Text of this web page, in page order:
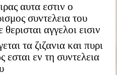
αυτα εστιν ο
συντελεια του
αγγελοι εισιν
τα ζιζανια και πυρι
εσται εν τη συντελεια